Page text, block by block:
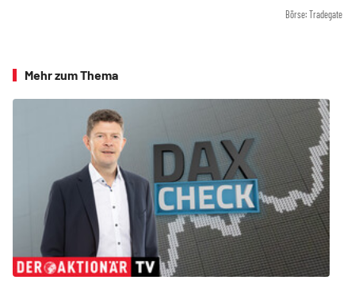
Börse: Tradegate
Mehr zum Thema